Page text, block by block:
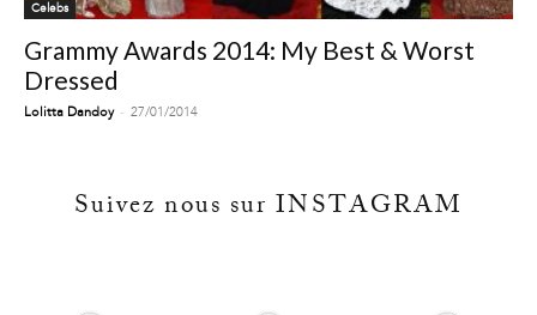
Celebs
Grammy Awards 2014: My Best & Worst
Dressed
Lolitta Dandoy - 27/01/2014
Suivez nous sur INSTAGRAM